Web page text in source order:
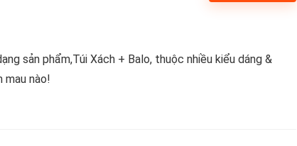
sản phẩm,Túi Xách + Balo, thuộc nhiều kiểu dáng &
mau nào!